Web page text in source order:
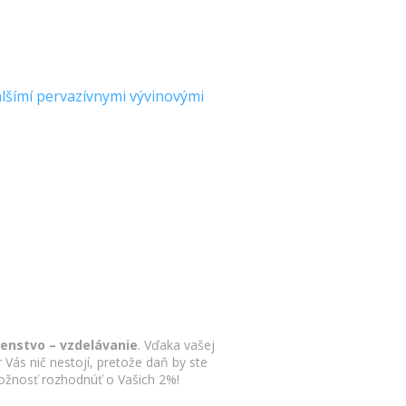
pervazívnymi vývinovými
– vzdelávanie. Vďaka vašej
nič nestojí, pretože daň by ste
rozhodnúť o Vašich 2%!